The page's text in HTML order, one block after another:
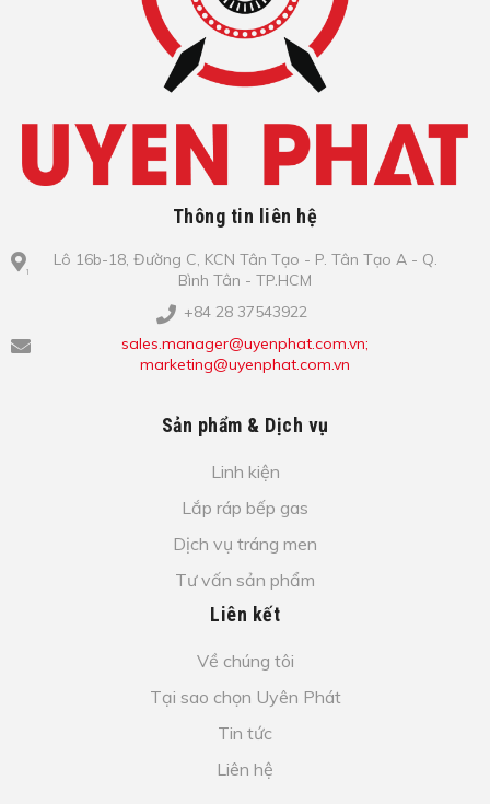
Thông tin liên hệ
Lô​ 16b-18, Đ​ư​ờ​ng C, KCN Tâ​n Tạo​ - P. Tâ​n Tạo​ A - Q.
Bình​ Tâ​n - TP.HCM
+84 28 37543922
sales.manager@uyenphat.com.vn;
marketing@uyenphat.com.vn
Sản phẩm & Dịch vụ
Linh kiện
Lắp ráp bếp gas
Dịch vụ tráng men
Tư vấn sản phẩm
Liên kết
Về chúng tôi
Tại sao chọn Uyên Phát
Tin tức
Liên hệ